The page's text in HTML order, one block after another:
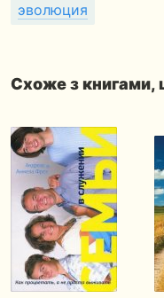
эволюция
Схоже з книгами,